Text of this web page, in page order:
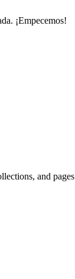
¡Empecemos!
and pages